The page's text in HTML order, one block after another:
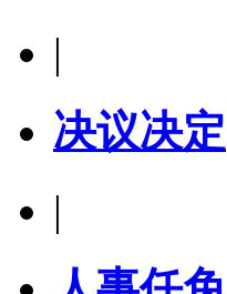
|
决议决定
|